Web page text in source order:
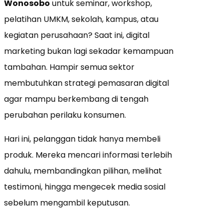
Wonosobo untuk seminar, workshop,
pelatihan UMKM, sekolah, kampus, atau
kegiatan perusahaan? Saat ini, digital
marketing bukan lagi sekadar kemampuan
tambahan. Hampir semua sektor
membutuhkan strategi pemasaran digital
agar mampu berkembang di tengah
perubahan perilaku konsumen.
Hari ini, pelanggan tidak hanya membeli
produk. Mereka mencari informasi terlebih
dahulu, membandingkan pilihan, melihat
testimoni, hingga mengecek media sosial
sebelum mengambil keputusan.